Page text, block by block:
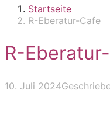
Startseite
R-Eberatur-Cafe
R-
10. Juli 2024